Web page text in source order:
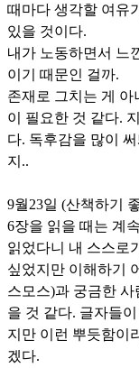
때마다 생각할 여유
있을 것이다.
내가 노동하면서 느
이기 때문인 걸까.
존재로 그치는 게
이 필요한 것 같다.
다. 독후감을 많이
지..
9월23일 (산책하기
6장을 읽을 때는 계
읽었다니 내 스스로
싶었지만 이해하기
스모스)과 궁금한
을 것 같다. 글자들
지만 이런 뿌듯함이
겠다.